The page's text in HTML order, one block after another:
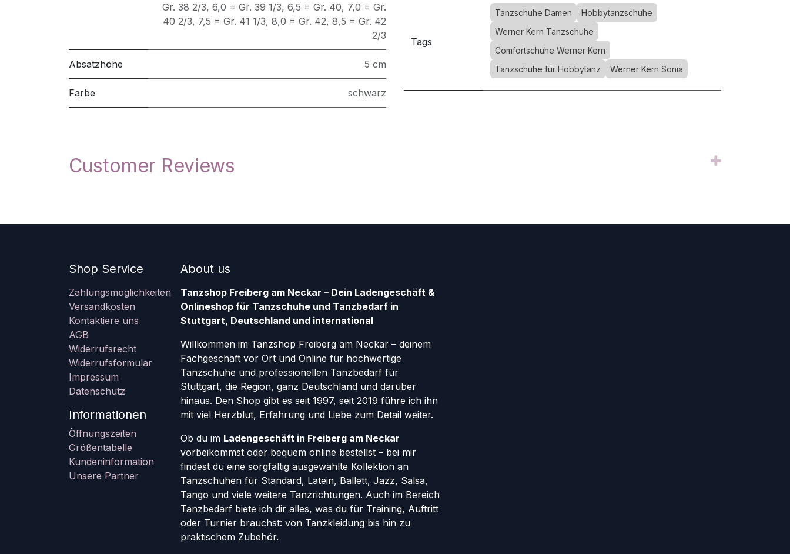
Gr. 38 2/3, 6,0 = Gr. 39 1/3, 6,5 = Gr. 40, 7,0 = Gr.
40 2/3, 7,5 = Gr. 41 1/3, 8,0 = Gr. 42, 8,5 = Gr. 42
2/3
Absatzhöhe 5 cm
Farbe schwarz
Tags
Tanzschuhe Damen
Hobbytanzschuhe
Werner Kern Tanzschuhe
Comfortschuhe Werner Kern
Tanzschuhe für Hobbytanz
Werner Kern Sonia
Customer Reviews
Shop Service
Zahlungsmöglichkeiten
Versandkosten
Kontaktiere uns
AGB
Widerrufsrecht
Widerrufsformular
Impressum
Datenschutz
Informationen
Öffnungszeiten
Größentabelle
Kundeninformation
Unsere Partner
About us
Tanzshop Freiberg am Neckar – Dein Ladengeschäft &
Onlineshop für Tanzschuhe und Tanzbedarf in
Stuttgart, Deutschland und international
Willkommen im Tanzshop Freiberg am Neckar – deinem
Fachgeschäft vor Ort und Online für hochwertige
Tanzschuhe und professionellen Tanzbedarf für
Stuttgart, die Region, ganz Deutschland und darüber
hinaus. Den Shop gibt es seit 1997, seit 2019 führe ich ihn
mit viel Herzblut, Erfahrung und Liebe zum Detail weiter.
Ob du im Ladengeschäft in Freiberg am Neckar
vorbeikommst oder bequem online bestellst – bei mir
findest du eine sorgfältig ausgewählte Kollektion an
Tanzschuhen für Standard, Latein, Ballett, Jazz, Salsa,
Tango und viele weitere Tanzrichtungen. Auch im Bereich
Tanzbedarf biete ich dir alles, was du für Training, Auftritt
oder Turnier brauchst: von Tanzkleidung bis hin zu
praktischem Zubehör.